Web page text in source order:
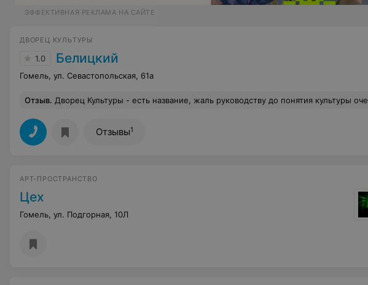
ЭФФЕКТИВНАЯ РЕКЛАМА НА САЙТЕ
ДВОРЕЦ КУЛЬТУРЫ
1.0 Белицкий
Гомель, ул. Севастопольская, 61а
Отзыв. Дворец Культуры - есть название, жаль руководству до понятия культуры очень далеко!
Отзывы1
АРТ-ПРОСТРАНСТВО
Цех
Гомель, ул. Подгорная, 10Л